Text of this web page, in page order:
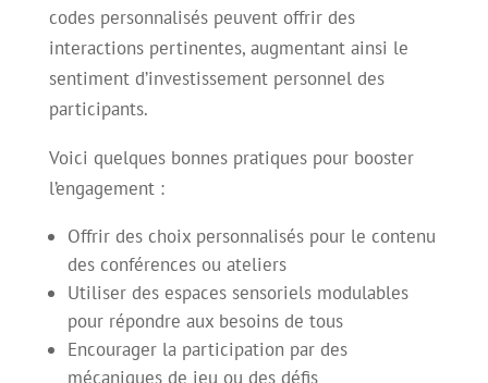
codes personnalisés peuvent offrir des
interactions pertinentes, augmentant ainsi le
sentiment d’investissement personnel des
participants.
Voici quelques bonnes pratiques pour booster
l’engagement :
Offrir des choix personnalisés pour le contenu
des conférences ou ateliers
Utiliser des espaces sensoriels modulables
pour répondre aux besoins de tous
Encourager la participation par des
mécaniques de jeu ou des défis